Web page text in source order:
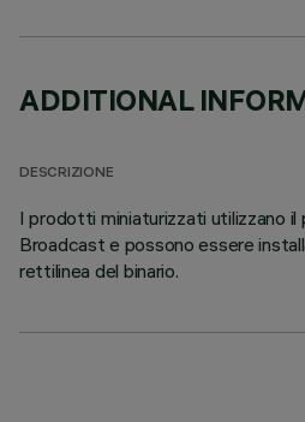
ADDITIONAL
DESCRIZIONE
I prodotti miniaturizzati utilizzano
Broadcast e possono essere
rettilinea del binario.